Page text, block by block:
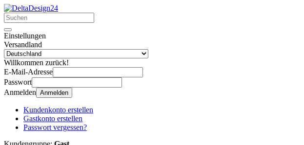
Einstellungen
Versandland
Willkommen zurück!
E-Mail-Adresse
Passwort
Anmelden Anmelden
Kundenkonto erstellen
Gastkonto erstellen
Passwort vergessen?